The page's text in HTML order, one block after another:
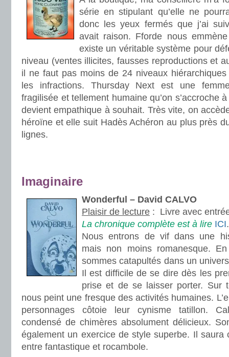
série en stipulant qu’elle ne
donc les yeux fermés que j’ai
avait raison. Fforde nous
existe un véritable système pour
niveau (ventes illicites, fausses reproductions et
il ne faut pas moins de 24 niveaux
les infractions. Thursday Next est une
fragilisée et tellement humaine qu’on s’accroche
devient empathique à souhait. Très vite, on
héroïne et elle suit Hadès Achéron au plus près
lignes.
Imaginaire
Wonderful – David CALVO
Plaisir de lecture : Livre avec
La chronique complète est à lire ICI.
Nous entrons de vif dans une
mais non moins romanesque.
sommes catapultés dans un
Il est difficile de se dire dès les
prise et de se laisser porter. Sur
nous peint une fresque des activités humaines.
personnages côtoie leur cynisme tatillon.
condensé de chimères absolument délicieux.
également un exercice de style superbe. Il saura
entre fantastique et rocambole.